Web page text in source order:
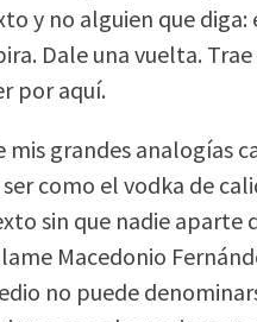
y no alguien que
Dale una vuelta.
por aquí.
mis grandes analogías
como el vodka de
sin que nadie
Macedonio
no puede